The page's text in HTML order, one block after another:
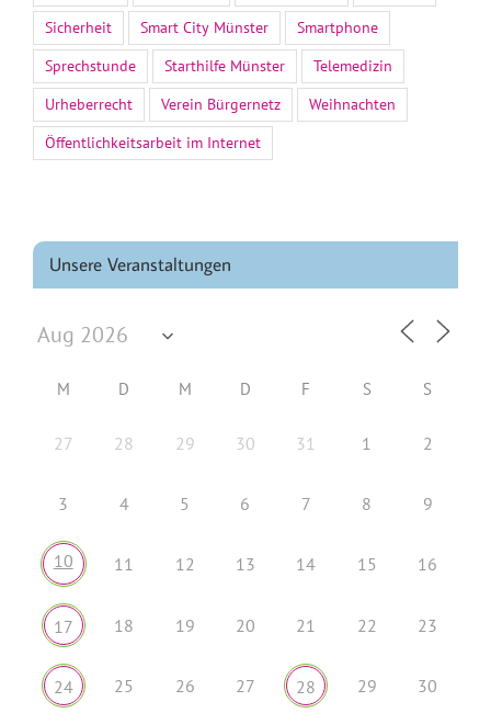
Unsere Veranstaltungen
M D M D F S S
27 28 29 30 31 1 2
3 4 5 6 7 8 9
10 11 12 13 14 15 16
17 18 19 20 21 22 23
24 25 26 27 28 29 30
Sicherheit
Smart City Münster
Smartphone
Sprechstunde
Starthilfe Münster
Telemedizin
Urheberrecht
Verein Bürgernetz
Weihnachten
Öffentlichkeitsarbeit im Internet